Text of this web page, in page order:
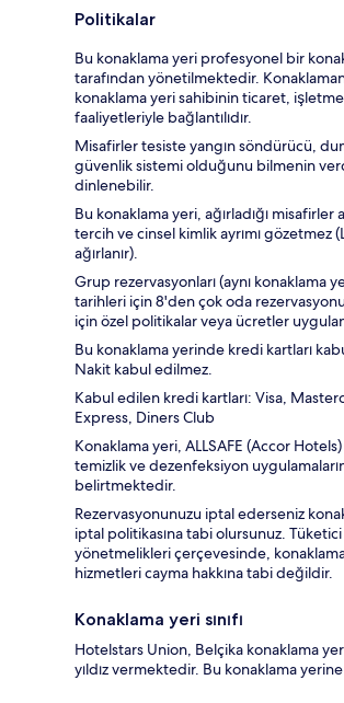
Politikalar
Bu konaklama yeri profesyonel bir
tarafından yönetilmektedir.
konaklama yeri sahibinin ticaret,
faaliyetleriyle bağlantılıdır.
Misafirler tesiste yangın söndürücü,
güvenlik sistemi olduğunu bilmenin
dinlenebilir.
Bu konaklama yeri, ağırladığı misafirler
tercih ve cinsel kimlik ayrımı gözetmez
ağırlanır).
Grup rezervasyonları (aynı konaklama
tarihleri için 8'den çok oda
için özel politikalar veya ücretler
Bu konaklama yerinde kredi kartları
Nakit kabul edilmez.
Kabul edilen kredi kartları: Visa,
Express, Diners Club
Konaklama yeri, ALLSAFE (Accor
temizlik ve dezenfeksiyon
belirtmektedir.
Rezervasyonunuzu iptal ederseniz
iptal politikasına tabi olursunuz. Tüketici
yönetmelikleri çerçevesinde,
hizmetleri cayma hakkına tabi değildir.
Konaklama yeri sınıfı
Hotelstars Union, Belçika konaklama
yıldız vermektedir. Bu konaklama